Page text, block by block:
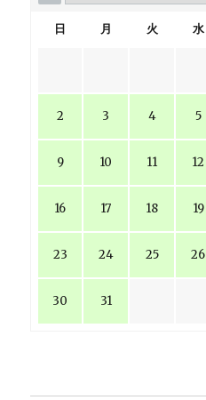
日 月 火 水
2 3 4 5
9 10 11 12
16 17 18 19
23 24 25 26
30 31